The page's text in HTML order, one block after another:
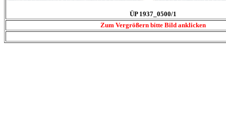
ÜP 1937_0500/1
Zum Vergrößern bitte Bild anklicken